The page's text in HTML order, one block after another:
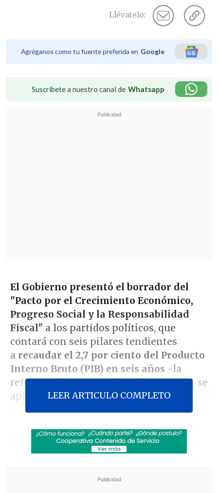
Llévatelo:
Agréganos como tu fuente preferida en Google
Suscríbete a nuestro canal de Whatsapp
El Gobierno presentó el borrador del
"Pacto por el Crecimiento Económico,
Progreso Social y la Responsabilidad
Fiscal" a los partidos políticos, que
contará con seis pilares tendientes
a recaudar el 2,7 por ciento del Producto
Interno Bruto (PIB) en seis años -la
reforma tributaria rechazada en marzo se
apuntaba a 3,6%-.
con los representantes de los partidos
políticos, además de los informes
sobre "Espacio Fiscal y Crecimiento
LEER ARTICULO COMPLETO